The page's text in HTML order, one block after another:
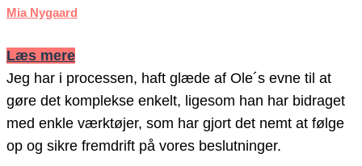
Mia Nygaard
Læs mere
Jeg har i processen, haft glæde af Ole´s evne til at
gøre det komplekse enkelt, ligesom han har bidraget
med enkle værktøjer, som har gjort det nemt at følge
op og sikre fremdrift på vores beslutninger.